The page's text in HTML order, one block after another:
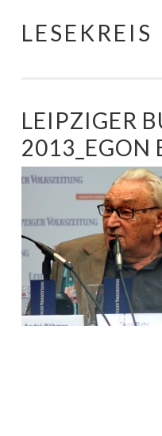
Springe
LESEKREIS
LEIPZIGER
2013_EGON